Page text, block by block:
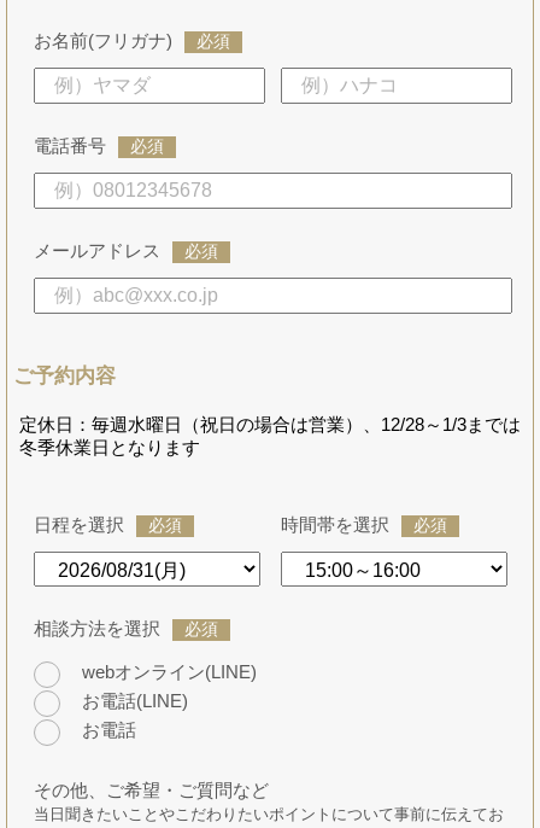
お名前(フリガナ) 必須
電話番号 必須
メールアドレス 必須
ご予約内容
定休日：毎週水曜日（祝日の場合は営業）、12/28～1/3までは
冬季休業日となります
日程を選択 必須 時間帯を選択 必須
相談方法を選択 必須
webオンライン(LINE)
お電話(LINE)
お電話
その他、ご希望・ご質問など
当日聞きたいことやこだわりたいポイントについて事前に伝えてお